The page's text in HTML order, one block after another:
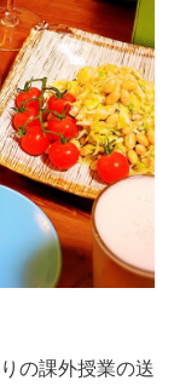
の課外授業の送